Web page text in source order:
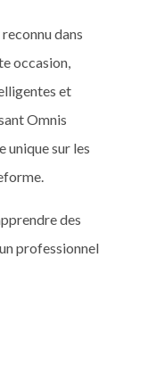
dans
occasion,
et
Omnis
unique sur les
des
professionnel